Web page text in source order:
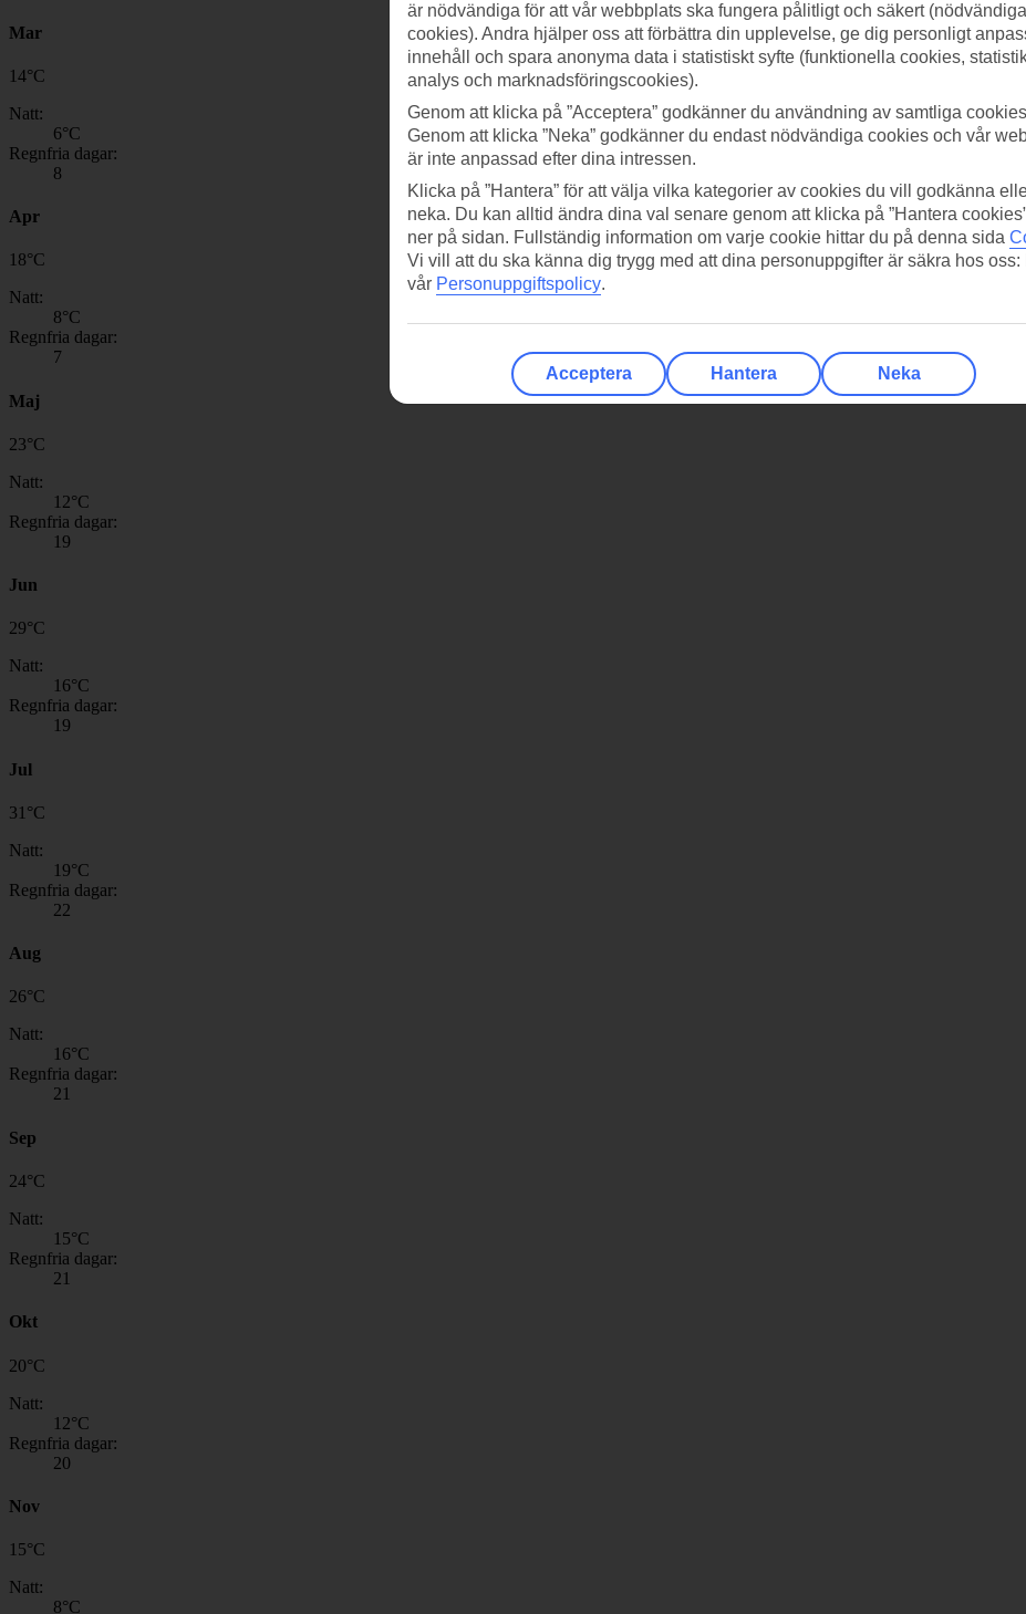
Mar
14°C
Natt:
6°C
Regnfria dagar:
8
Apr
18°C
Natt:
8°C
Regnfria dagar:
7
Maj
23°C
Natt:
12°C
Regnfria dagar:
19
Jun
29°C
Natt:
16°C
Regnfria dagar:
19
Jul
31 °C
Natt:
19°C
Regnfria dagar:
22
Aug
26°C
Natt:
16°C
Regnfria dagar:
21
Sep
24°C
Natt:
15°C
Regnfria dagar:
21
Okt
20°C
Natt:
12°C
Regnfria dagar:
20
Nov
15°C
Natt:
8°C
är nödvändiga för att vår webbplats ska fungera pålitligt och säkert (nödvändiga
cookies). Andra hjälper oss att förbättra din upplevelse, ge dig personligt
innehåll och spara anonyma data i statistiskt syfte (funktionella cookies,
analys och marknadsföringscookies).
Genom att klicka på ”Acceptera” godkänner du användning av samtliga
Genom att klicka ”Neka” godkänner du endast nödvändiga cookies och vår
är inte anpassad efter dina intressen.
Klicka på ”Hantera” för att välja vilka kategorier av cookies du vill godkänna
neka. Du kan alltid ändra dina val senare genom att klicka på ”Hantera
ner på sidan. Fullständig information om varje cookie hittar du på denna sida
Vi vill att du ska känna dig trygg med att dina personuppgifter är säkra hos oss:
vår Personuppgiftspolicy.
Acceptera Hantera Neka